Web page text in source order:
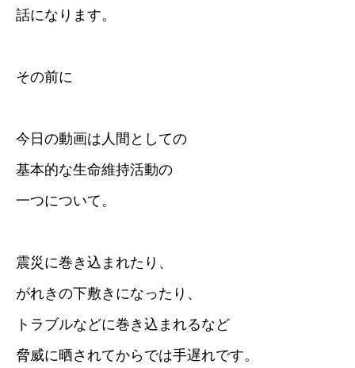
話になります。
その前に
今日の動画は人間としての
基本的な生命維持活動の
一つについて。
震災に巻き込まれたり、
がれきの下敷きになったり、
トラブルなどに巻き込まれるなど
脅威に晒されてからでは手遅れです。